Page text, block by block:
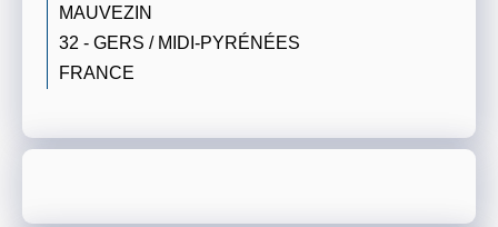
MAUVEZIN
32 - GERS / MIDI-PYRÉNÉES
FRANCE